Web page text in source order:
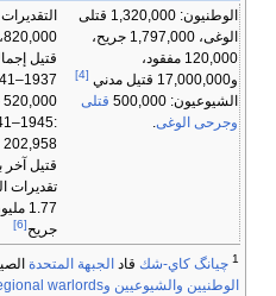
الوطنيون: 1,320,000 قتلى
الوغى، 1,797,000 جريح،
120,000 مفقود،
و17,000,000 قتيل مدني
[4]
الشيوعيون: 500,000
قتلى
وجرحى الوغى.
قتيل
قتيل آخر
تقديرات
جريح[6]
1 چيانگ كاي-شك قاد الجبهة المتحدة
الوطنيين والشيوعيين وregional warlords